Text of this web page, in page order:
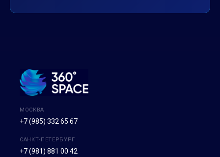
МОСКВА
+7 (985) 332 65 67
САНКТ-ПЕТЕРБУРГ
+7 (981) 881 00 42